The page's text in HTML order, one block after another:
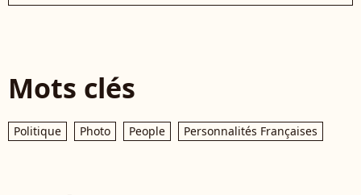
Mots clés
Politique Photo People Personnalités Françaises